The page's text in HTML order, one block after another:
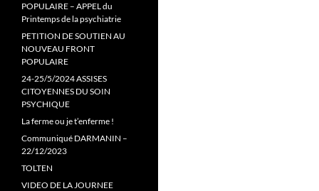
POPULAIRE – APPEL du
Printemps de la psychiatrie
PETITION DE SOUTIEN AU
NOUVEAU FRONT
POPULAIRE
24-25/5/2024 ASSISES
CITOYENNES DU SOIN
PSYCHIQUE
La ferme ou je t’enferme !
Communiqué DARMANIN –
22/12/2023
TOLTEN
VIDEO DE LA JOURNEE